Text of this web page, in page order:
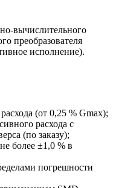
вычислительного
преобразователя
исполнение).
(от 0,25 % Gmax);
расхода с
(по заказу);
более ±1,0 % в
погрешности